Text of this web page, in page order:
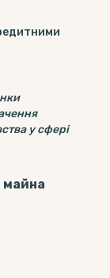
у сфері
майна